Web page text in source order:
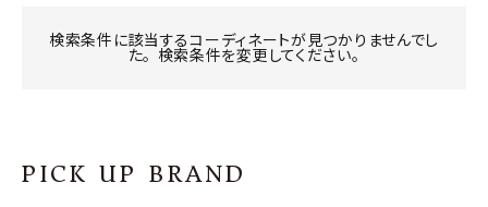
INFORMATION
検索条件に該当するコーディネートが見つかりませんでし
た。 検索条件を変更してください。
PICK UP BRAND